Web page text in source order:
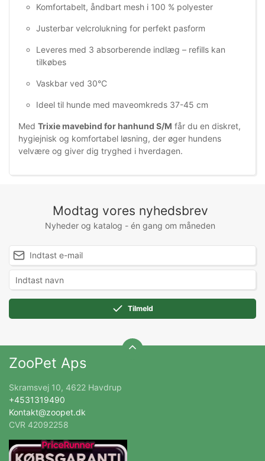
Komfortabelt, åndbart mesh i 100 % polyester
Justerbar velcrolukning for perfekt pasform
Leveres med 3 absorberende indlæg – refills kan
tilkøbes
Vaskbar ved 30°C
Ideel til hunde med maveomkreds 37-45 cm
Med Trixie mavebind for hanhund S/M får du en diskret,
hygiejnisk og komfortabel løsning, der øger hundens
velvære og giver dig tryghed i hverdagen.
Modtag vores nyhedsbrev
Nyheder og katalog - én gang om måneden
Tilmeld
ZooPet Aps
Skramsvej 10, 4622 Havdrup
+4531319490
Kontakt@zoopet.dk
CVR 42092258